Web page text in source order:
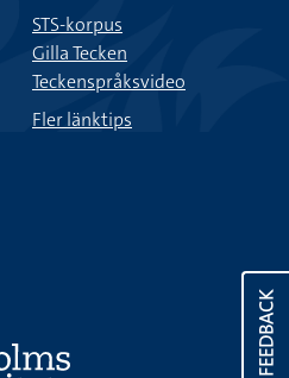
FEEDBACK
STS-korpus
Gilla Tecken
Teckenspråksvideo
Fler länktips